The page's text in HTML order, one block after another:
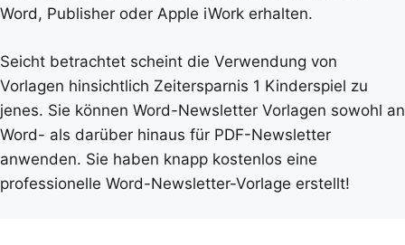
Word, Publisher oder Apple iWork erhalten.
Seicht betrachtet scheint die Verwendung von
Vorlagen hinsichtlich Zeitersparnis 1 Kinderspiel zu
jenes. Sie können Word-Newsletter Vorlagen sowohl an
Word- als darüber hinaus für PDF-Newsletter
anwenden. Sie haben knapp kostenlos eine
professionelle Word-Newsletter-Vorlage erstellt!